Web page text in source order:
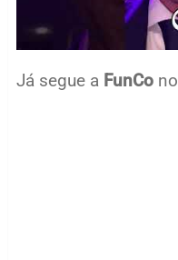
Já segue a FunCono